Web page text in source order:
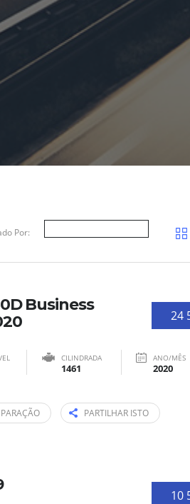
Por:
24
Business
CILINDRADA
1461
ANO/MÊS
2020
PARTILHAR ISTO
10